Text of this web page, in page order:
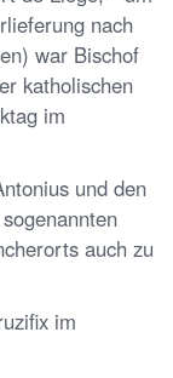
nach
war Bischof
katholischen
im
und den
auch zu
im